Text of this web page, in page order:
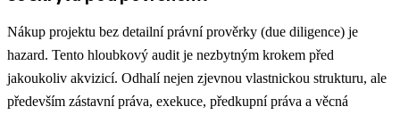
Nákup projektu bez detailní právní prověrky (due diligence) je
hazard. Tento hloubkový audit je nezbytným krokem před
jakoukoliv akvizicí. Odhalí nejen zjevnou vlastnickou strukturu, ale
především zástavní práva, exekuce, předkupní práva a věcná